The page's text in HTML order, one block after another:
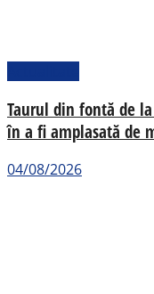
Taurul din fontă de
în a fi amplasată de
04/08/2026